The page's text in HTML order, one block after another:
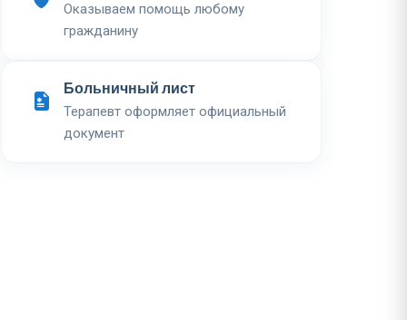
Оказываем помощь любому
гражданину
Больничный лист
Терапевт оформляет официальный
документ